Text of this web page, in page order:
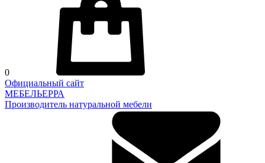
0
Официальный сайт
МЕБЕЛЬЕРРА
Производитель натуральной мебели